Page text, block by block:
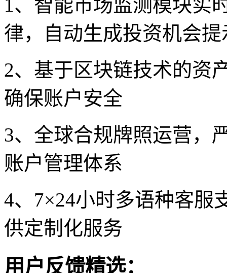
1、智能市场监测模块实
律，自动生成投资机会提
2、基于区块链技术的资
确保账户安全
3、全球合规牌照运营，
账户管理体系
4、7×24小时多语种客服
供定制化服务
用户反馈精选：